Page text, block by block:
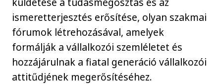
ismeretterjesztés erősítése, olyan szakmai
fórumok létrehozásával, amelyek
formálják a vállalkozói szemléletet és
hozzájárulnak a fiatal generáció vállalkozói
attitűdjének megerősítéséhez.